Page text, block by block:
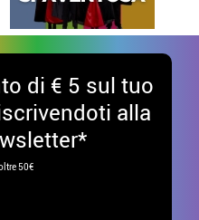
di € 5 sul tuo
alla
50€